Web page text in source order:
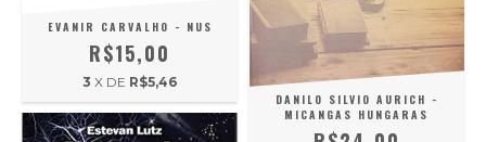
EVANIR CARVALHO - NUS
R$15,00
3 X DE R$5,46
DANILO SILVIO AURICH -
MICANGAS HUNGARAS